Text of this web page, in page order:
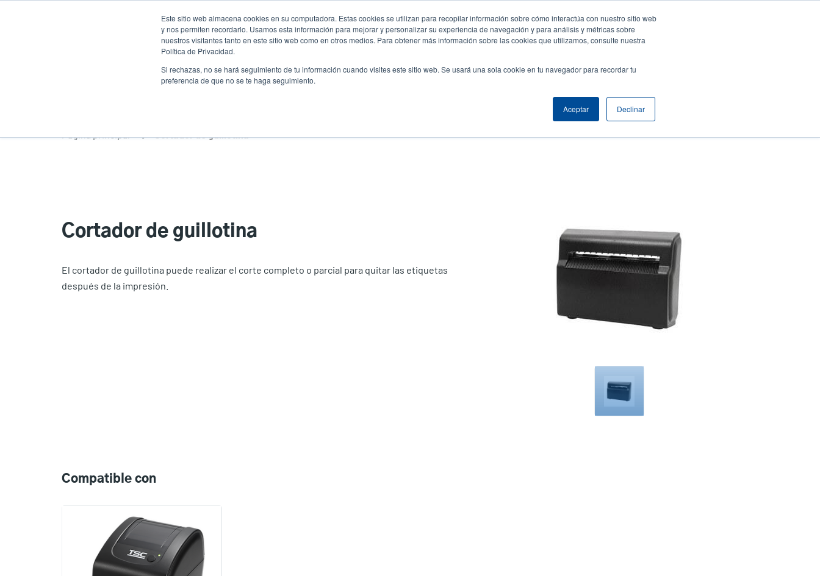
Este sitio web almacena cookies en su computadora. Estas cookies se utilizan para recopilar información sobre cómo interactúa con nuestro sitio web
y nos permiten recordarlo. Usamos esta información para mejorar y personalizar su experiencia de navegación y para análisis y métricas sobre
nuestros visitantes tanto en este sitio web como en otros medios. Para obtener más información sobre las cookies que utilizamos, consulte nuestra
Política de Privacidad.
Si rechazas, no se hará seguimiento de tu información cuando visites este sitio web. Se usará una sola cookie en tu navegador para recordar tu
preferencia de que no se te haga seguimiento.
Aceptar Declinar
User
Noticias Empresa
User
Iniciar sesión / Registrarse
Header
Página principal Cortador de guillotina
Cortador de guillotina
El cortador de guillotina puede realizar el corte completo o parcial para quitar las etiquetas
después de la impresión.
with
Compatible con